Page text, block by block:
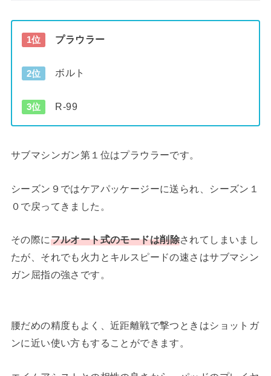
1位 プラウラー
2位 ボルト
3位 R-99
サブマシンガン第１位はプラウラーです。
シーズン９ではケアパッケージーに送られ、シーズン１
０で戻ってきました。
その際にフルオート式のモードは削除されてしまいまし
たが、それでも火力とキルスピードの速さはサブマシン
ガン屈指の強さです。
腰だめの精度もよく、近距離戦で撃つときはショットガ
ンに近い使い方もすることができます。